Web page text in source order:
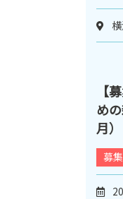
【
め
月）
募